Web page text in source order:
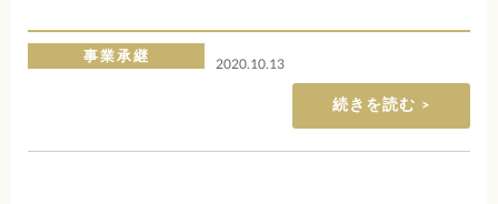
事業承継 2020.10.13
続きを読む